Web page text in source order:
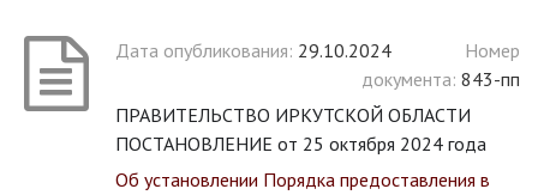
Дата опубликования: 29.10.2024
Номер
документа: 843-пп
ПРАВИТЕЛЬСТВО ИРКУТСКОЙ ОБЛАСТИ
ПОСТАНОВЛЕНИЕ от 25 октября 2024 года
Об установлении Порядка предоставления в